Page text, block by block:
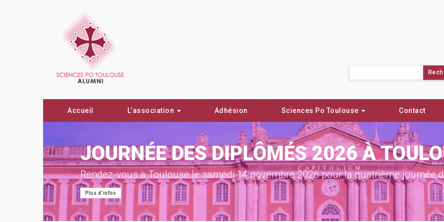
Accueil L’association Adhésion Sciences Po Toulouse Contact
JOURNÉE DES DIPLÔMÉS 2026 À
Rendez-vous à Toulouse le samedi 14 novembre 2026 pour la quatrième journée
Plus d'infos